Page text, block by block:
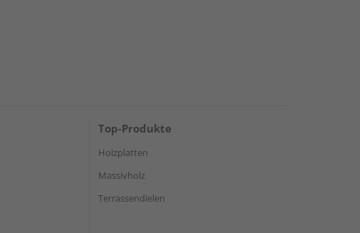
Top-Produkte
Holzplatten
Massivholz
Terrassendielen